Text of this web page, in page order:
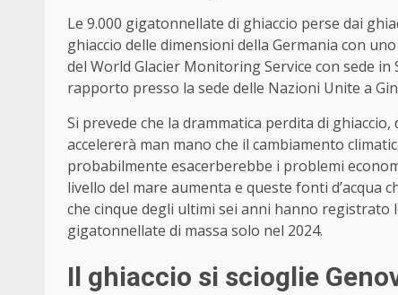
Le 9.000 gigatonnellate di ghiaccio perse dai
ghiaccio delle dimensioni della Germania con
del World Glacier Monitoring Service con sede
rapporto presso la sede delle Nazioni Unite a
Si prevede che la drammatica perdita di
accelererà man mano che il cambiamento
probabilmente esacerberebbe i problemi
livello del mare aumenta e queste fonti d’acqua
che cinque degli ultimi sei anni hanno registrato
gigatonnellate di massa solo nel 2024.
Il ghiaccio si scioglie